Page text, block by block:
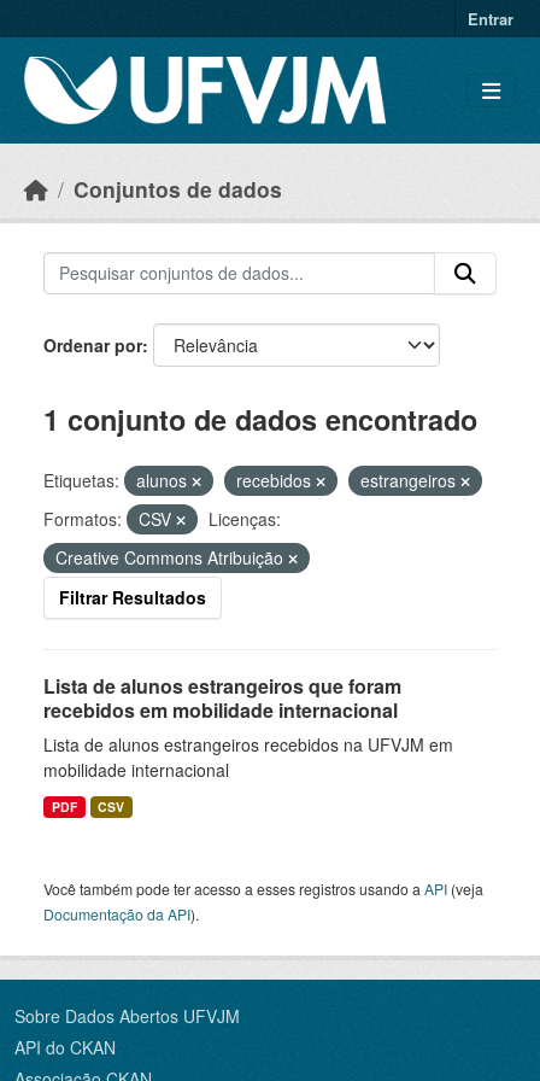
Entrar
Conjuntos de dados
Ordenar por
1 conjunto de dados encontrado
Etiquetas: alunos recebidos
estrangeiros
Formatos:
CSV
Licenças:
Creative Commons Atribuição
Filtrar Resultados
Lista de alunos estrangeiros que foram
recebidos em mobilidade internacional
Lista de alunos estrangeiros recebidos na UFVJM em
mobilidade internacional
PDF CSV
Você também pode ter acesso a esses registros usando a API (veja
Documentação da API).
Sobre Dados Abertos UFVJM
API do CKAN